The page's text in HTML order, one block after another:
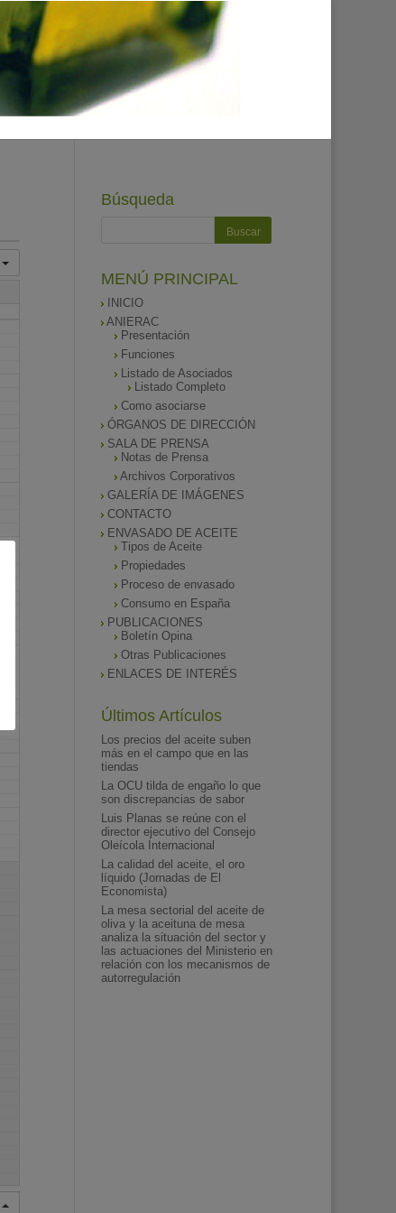
Búsqueda
MENÚ PRINCIPAL
INICIO
ANIERAC
Presentación
Funciones
Listado de Asociados
Listado Completo
Como asociarse
ÓRGANOS DE DIRECCIÓN
SALA DE PRENSA
Notas de Prensa
Archivos Corporativos
GALERÍA DE IMÁGENES
CONTACTO
ENVASADO DE ACEITE
Tipos de Aceite
Propiedades
Proceso de envasado
Consumo en España
PUBLICACIONES
Boletín Opina
Otras Publicaciones
ENLACES DE INTERÉS
Últimos Artículos
Los precios del aceite suben
más en el campo que en las
tiendas
La OCU tilda de engaño lo que
son discrepancias de sabor
Luis Planas se reúne con el
director ejecutivo del Consejo
Oleícola Internacional
La calidad del aceite, el oro
líquido (Jornadas de El
Economista)
La mesa sectorial del aceite de
oliva y la aceituna de mesa
analiza la situación del sector y
las actuaciones del Ministerio en
relación con los mecanismos de
autorregulación